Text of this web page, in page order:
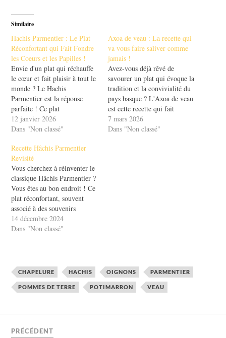
Similaire
Hachis Parmentier : Le Plat
Réconfortant qui Fait Fondre
les Coeurs et les Papilles !
Envie d'un plat qui réchauffe
le cœur et fait plaisir à tout le
monde ? Le Hachis
Parmentier est la réponse
parfaite ! Ce plat
emblématique de la cuisine
française allie la richesse de la
la purée de pommes de terre.
Il évoque des…
12 janvier 2026
Dans "Non classé"
Axoa de veau : La recette qui
va vous faire saliver comme
jamais !
Avez-vous déjà rêvé de
savourer un plat qui évoque la
tradition et la convivialité du
pays basque ? L'Axoa de veau
est cette recette qui fait
saliver tous les gourmands.
Avec ses ingrédients simples
7 mars 2026
Dans "Non classé"
Recette Hâchis Parmentier
Revisité
Vous cherchez à réinventer le
classique Hâchis Parmentier ?
Vous êtes au bon endroit ! Ce
plat réconfortant, souvent
associé à des souvenirs
d’enfance, mérite une petite
touche de modernité.
cet article, nous allons vous
guider à travers une version…
14 décembre 2024
Dans "Non classé"
CHAPELURE HACHIS OIGNONS PARMENTIER
POMMES DE TERRE POTIMARRON VEAU
PRÉCÉDENT